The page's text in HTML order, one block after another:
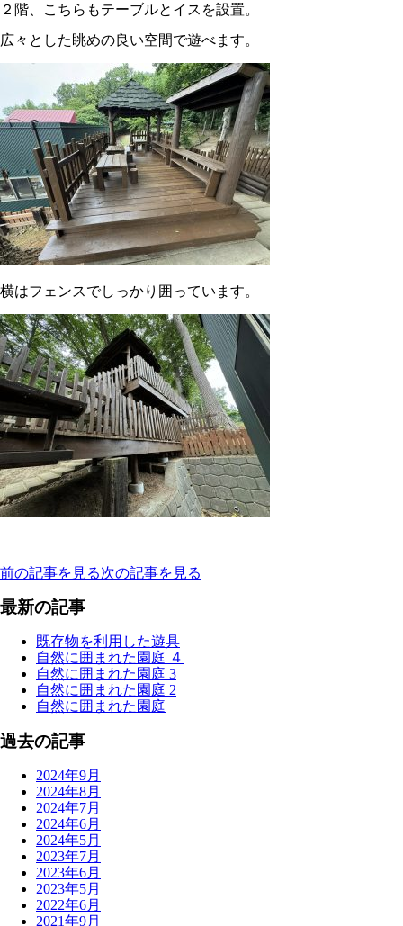
２階、こちらもテーブルとイスを設置。
広々とした眺めの良い空間で遊べます。
横はフェンスでしっかり囲っています。
前の記事を見る次の記事を見る
最新の記事
既存物を利用した遊具
自然に囲まれた園庭 ４
自然に囲まれた園庭 3
自然に囲まれた園庭 2
自然に囲まれた園庭
過去の記事
2024年9月
2024年8月
2024年7月
2024年6月
2024年5月
2023年7月
2023年6月
2023年5月
2022年6月
2021年9月